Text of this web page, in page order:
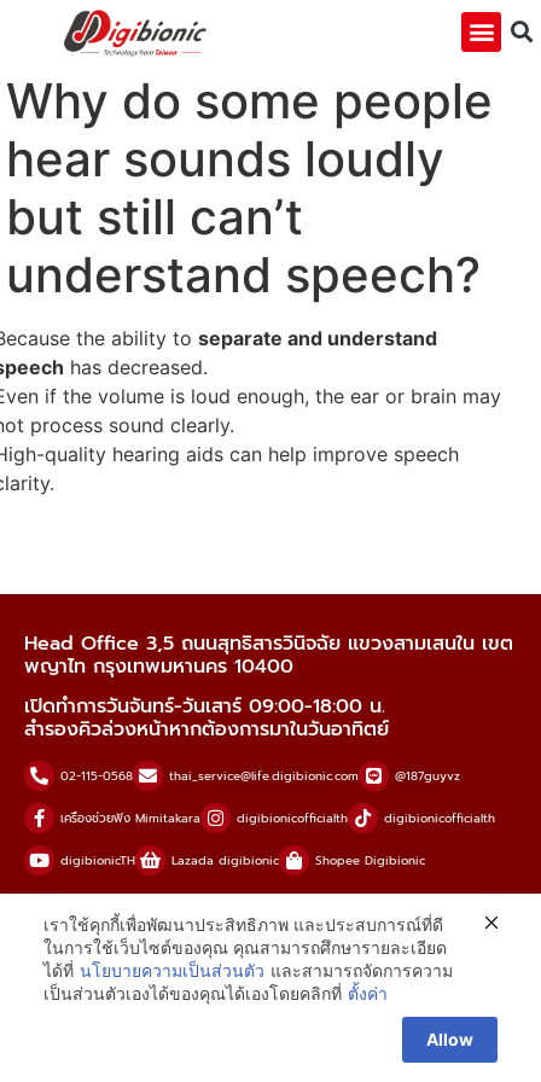
Why do some people
hear sounds loudly
but still can’t
understand speech?
the ability to separate and understand
has decreased.
if the volume is loud enough, the ear or brain may
process sound clearly.
quality hearing aids can help improve speech
Head Office 3,5 ถนนสุทธิสารวินิจฉัย แขวงสามเสนใน เขต
พญาไท กรุงเทพมหานคร 10400
เปิดทำการวันจันทร์-วันเสาร์ 09:00-18:00 น.
สำรองคิวล่วงหน้าหากต้องการมาในวันอาทิตย์
02-115-0568 thai_service@life.digibionic.com @187guyvz
เครื่องช่วยฟัง Mimitakara digibionicofficialth digibionicofficialth
digibionicTH Lazada digibionic Shopee Digibionic
copyright © digibionic 2023 all rights reserved
เราใช้คุกกี้เพื่อพัฒนาประสิทธิภาพ และประสบการณ์ที่ดี
ในการใช้เว็บไซต์ของคุณ คุณสามารถศึกษารายละเอียด
ได้ที่ นโยบายความเป็นส่วนตัว และสามารถจัดการความ
เป็นส่วนตัวเองได้ของคุณได้เองโดยคลิกที่ ตั้งค่า
Allow